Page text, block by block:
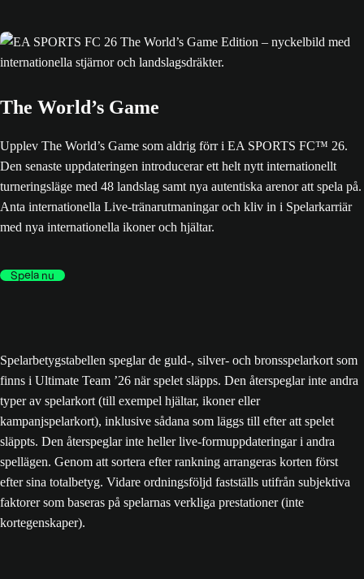
The World’s Game
Upplev The World’s Game som aldrig förr i EA SPORTS FC™ 26.
Den senaste uppdateringen introducerar ett helt nytt internationellt
turneringsläge med 48 landslag samt nya autentiska arenor att spela på.
Anta internationella Live-tränarutmaningar och kliv in i Spelarkarriär
med nya internationella ikoner och hjältar.
Spela nu
Spelarbetygstabellen speglar de guld-, silver- och bronsspelarkort som
finns i Ultimate Team ’26 när spelet släpps. Den återspeglar inte andra
typer av spelarkort (till exempel hjältar, ikoner eller
kampanjspelarkort), inklusive sådana som läggs till efter att spelet
släppts. Den återspeglar inte heller live-formuppdateringar i andra
spellägen. Genom att sortera efter rankning arrangeras korten först
efter sina totalbetyg. Vidare ordningsföljd fastställs utifrån subjektiva
faktorer som baseras på spelarnas verkliga prestationer (inte
kortegenskaper).